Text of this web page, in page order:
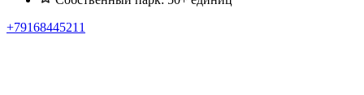
+79168445211